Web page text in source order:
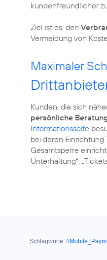
kundenfreundlicher
Ziel ist es, den
Vermeidung von
Maximaler
Kunden, die sich
persönliche
Informationsseite
bei deren
Gesamtsperre
Unterhaltung“,
Schlagworte: